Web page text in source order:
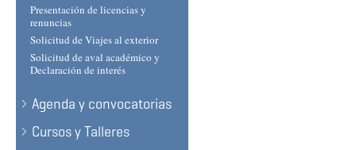
Presentación de licencias y
renuncias
Solicitud de Viajes al exterior
Solicitud de aval académico y
Declaración de interés
Agenda y convocatorias
Cursos y Talleres